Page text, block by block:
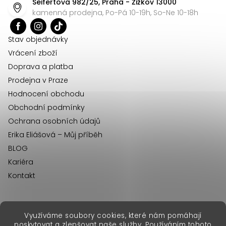
Využíváme soubory cookies, které nám pomáhají
kamenná prodejna, Po-Pá 10-19h, So-Ne 10-18h
Stav objednávky
Vrácení zboží
Doprava a platba
Prodejna v Praze
Hodnocení obchodu
Obchodní podmínky
Ochrana osobních údajů
Erika Eliášová – Můj příběh
BLOG
Kariéra
Kontakt
erikafashion.sk